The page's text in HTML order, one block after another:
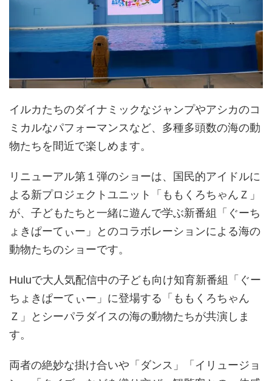
イルカたちのダイナミックなジャンプやアシカのコ
ミカルなパフォーマンスなど、多種多頭数の海の動
物たちを間近で楽しめます。
リニューアル第１弾のショーは、国民的アイドルに
よる新プロジェクトユニット「ももくろちゃんＺ」
が、子どもたちと一緒に遊んで学ぶ新番組「ぐーち
ょきぱーてぃー」とのコラボレーションによる海の
動物たちのショーです。
Huluで大人気配信中の子ども向け知育新番組「ぐー
ちょきぱーてぃー」に登場する「ももくろちゃん
Ｚ」とシーパラダイスの海の動物たちが共演しま
す。
両者の絶妙な掛け合いや「ダンス」「イリュージョ